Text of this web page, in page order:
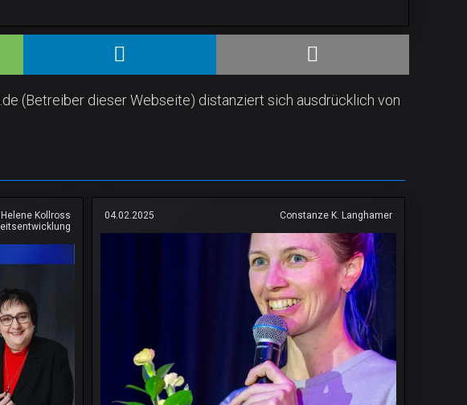
(Betreiber dieser Webseite) distanziert sich ausdrücklich von
Kollross
04.02.2025 Constanze K. Langhamer